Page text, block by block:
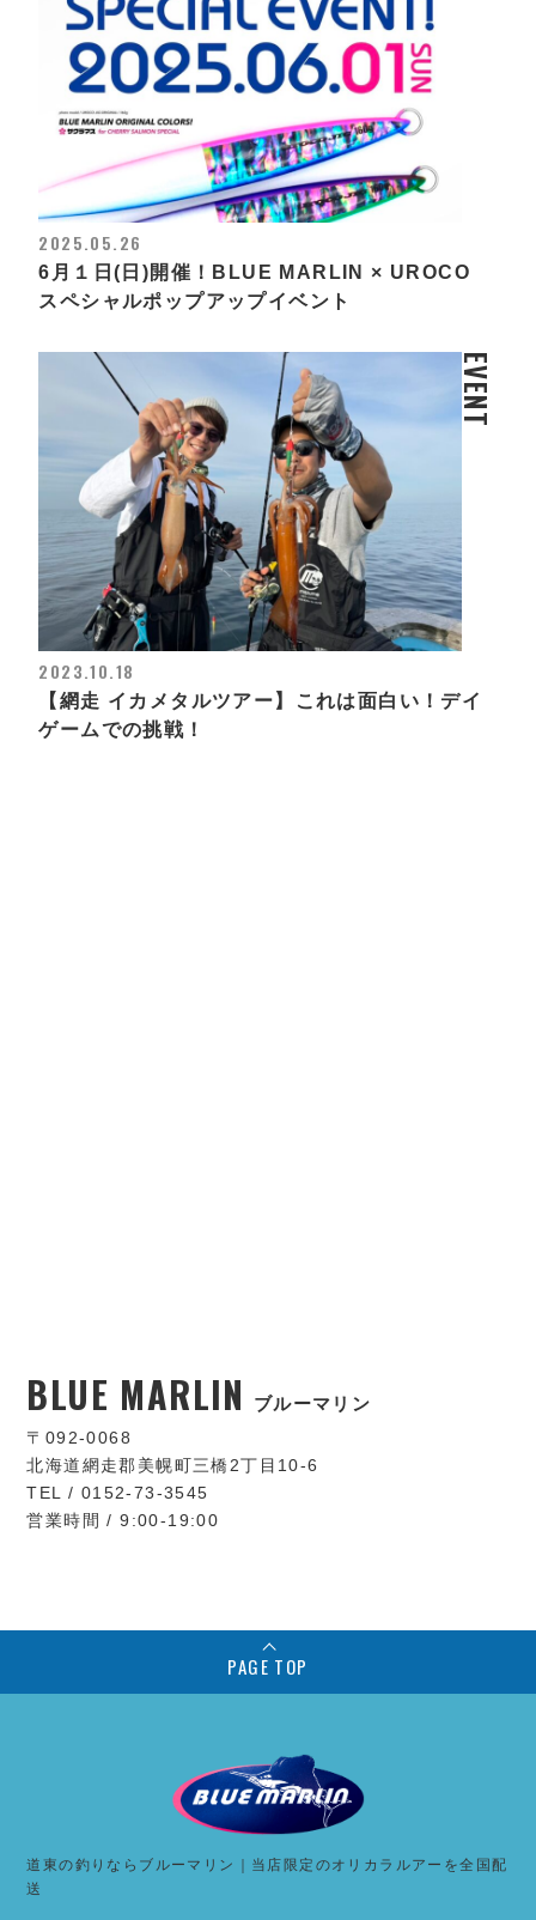
2025.05.26
6月１日(日)開催！BLUE MARLIN × UROCO
スペシャルポップアップイベント
EVENT
2023.10.18
【網走 イカメタルツアー】これは面白い！デイ
ゲームでの挑戦！
BLUE MARLIN ブルーマリン
〒092-0068
北海道網走郡美幌町三橋2丁目10-6
TEL / 0152-73-3545
営業時間 / 9:00-19:00
PAGE TOP
道東の釣りならブルーマリン｜当店限定のオリカラルアーを全国配
送